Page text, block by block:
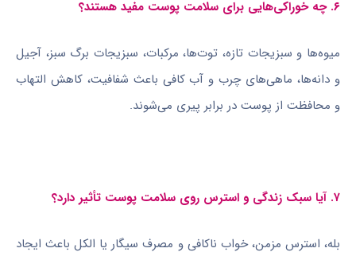
۶. چه خوراکی‌هایی برای سلامت پوست مفید هستند؟
میوه‌ها و سبزیجات تازه، توت‌ها، مرکبات، سبزیجات برگ سبز، آجیل
و دانه‌ها، ماهی‌های چرب و آب کافی باعث شفافیت، کاهش التهاب
و محافظت از پوست در برابر پیری می‌شوند.
۷. آیا سبک زندگی و استرس روی سلامت پوست تأثیر دارد؟
بله، استرس مزمن، خواب ناکافی و مصرف سیگار یا الکل باعث ایجاد